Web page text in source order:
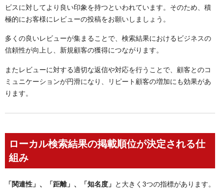
ビスに対してより良い印象を持つといわれています。そのため、積
極的にお客様にレビューの投稿をお願いしましょう。
多くの良いレビューが集まることで、検索結果におけるビジネスの
信頼性が向上し、新規顧客の獲得につながります。
またレビューに対する適切な返信や対応を行うことで、顧客とのコ
ミュニケーションが円滑になり、リピート顧客の増加にも効果があ
ります。
ローカル検索結果の掲載順位が決定される仕
組み
「関連性」、「距離」、「知名度」 と大きく3つの指標があります。